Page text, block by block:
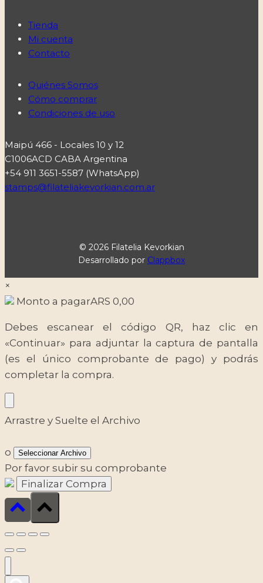
Tienda
Mi cuenta
Contacto
Quiénes Somos
Cómo comprar
Condiciones de uso
Maipú 466 - Locales 10 y 12
C1006ACD CABA Argentina
+54 911 3651-5587 (WhatsApp)
stamps@filateliakevorkian.com.ar
© 2026 Filatelia Kevorkian
Desarrollado por Clappbox
×
Monto a pagarARS 0,00
Debes escanear el código QR, haz clic en
«Continuar» para adjuntar la captura de pantalla
(es el único comprobante de pago) y podrás
completar la compra.
Arrastre y Suelte el Archivo
o Seleccionar Archivo
Por favor subir su comprobante